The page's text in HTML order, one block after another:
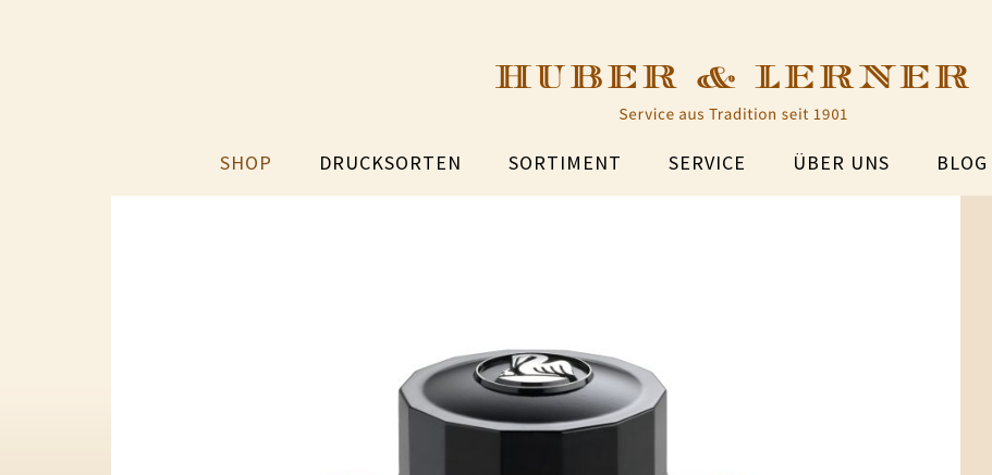
SHOP DRUCKSORTEN SORTIMENT SERVICE ÜBER UNS BLOG